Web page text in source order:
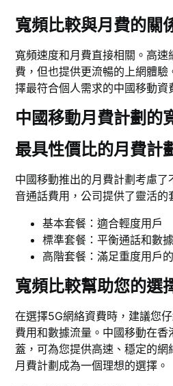
寬頻比較與月費的關
寬頻速度和月費直接相關。高速
費，但也提供更流暢的上網體
擇最符合個人需求的中國移動資
中國移動月費計劃的
最具性價比的月費計
中國移動推出的月費計劃考慮
音通話費用，公司提供了靈活的
基本套餐：適合輕度用戶
標準套餐：平衡通話和數
高階套餐：滿足重度用戶
寬頻比較幫助您的選
在選擇5G網絡資費時，建議您
費用和數據流量。中國移動在
蓋，可為您提供高速、穩定的
月費計劃成為一個理想的選擇。